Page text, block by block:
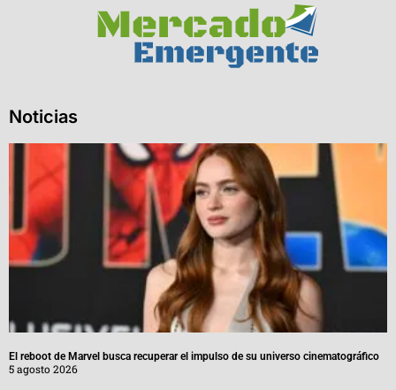
Noticias
El reboot de Marvel busca recuperar el impulso de su universo cinematográfico
5 agosto 2026